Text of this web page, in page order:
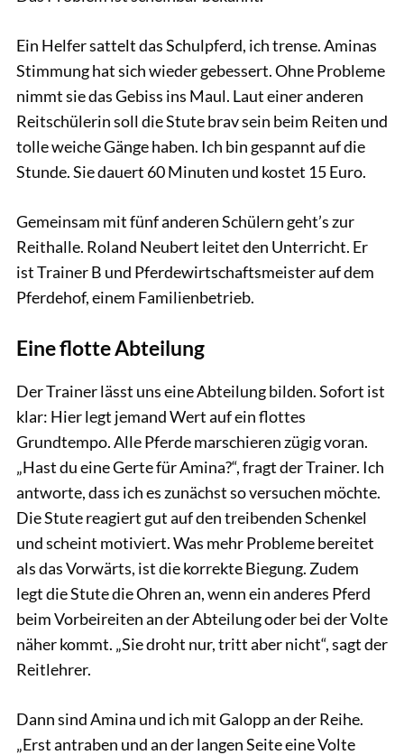
Ein Helfer sattelt das Schulpferd, ich trense. Aminas
Stimmung hat sich wieder gebessert. Ohne Probleme
nimmt sie das Gebiss ins Maul. Laut einer anderen
Reitschülerin soll die Stute brav sein beim Reiten und
tolle weiche Gänge haben. Ich bin gespannt auf die
Stunde. Sie dauert 60 Minuten und kostet 15 Euro.
Gemeinsam mit fünf anderen Schülern geht’s zur
Reithalle. Roland Neubert leitet den Unterricht. Er
ist Trainer B und Pferdewirtschaftsmeister auf dem
Pferdehof, einem Familienbetrieb.
Eine flotte Abteilung
Der Trainer lässt uns eine Abteilung bilden. Sofort ist
klar: Hier legt jemand Wert auf ein flottes
Grundtempo. Alle Pferde marschieren zügig voran.
„Hast du eine Gerte für Amina?“, fragt der Trainer. Ich
antworte, dass ich es zunächst so versuchen möchte.
Die Stute reagiert gut auf den treibenden Schenkel
und scheint motiviert. Was mehr Probleme bereitet
als das Vorwärts, ist die korrekte Biegung. Zudem
legt die Stute die Ohren an, wenn ein anderes Pferd
beim Vorbeireiten an der Abteilung oder bei der Volte
näher kommt. „Sie droht nur, tritt aber nicht“, sagt der
Reitlehrer.
Dann sind Amina und ich mit Galopp an der Reihe.
„Erst antraben und an der langen Seite eine Volte